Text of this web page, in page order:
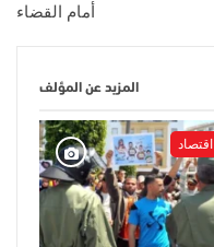
أمام القضاء
المزيد عن المؤلف
اقتصاد